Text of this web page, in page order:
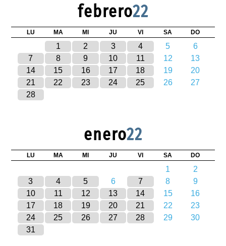
febrero22
LU MA MI JU VI SA DO
1 2 3 4 5
6
7
8 9 10 11 12
13
14
15 16 17 18 19
20
21
22 23 24 25 26
27
28
enero22
LU MA MI JU VI SA DO
1
2
3
4 5 6 7 8
9
10
11 12 13 14 15
16
17
18 19 20 21 22
23
24
25 26 27 28 29
30
31